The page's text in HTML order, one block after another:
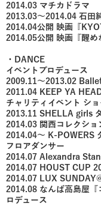
2014.03 マチカドラマ
2013.03〜2014.04 石田
2014.04公開 映画『
2014.05公開 映画『醒め
・DANCE
イベントプロデュース
2009.11〜2013.02
2011.04 KEEP YA
チャリティイベント シ
2013.11 SHELLA girls
2014.03 関西コレクシ
2014.04〜 K-POWERS
フロアダンサー
2014.07 Alexandra Stan
2014.07 HOUST CUP
2014.07 LUX
2014.08 なんば高島屋『
ロデュース